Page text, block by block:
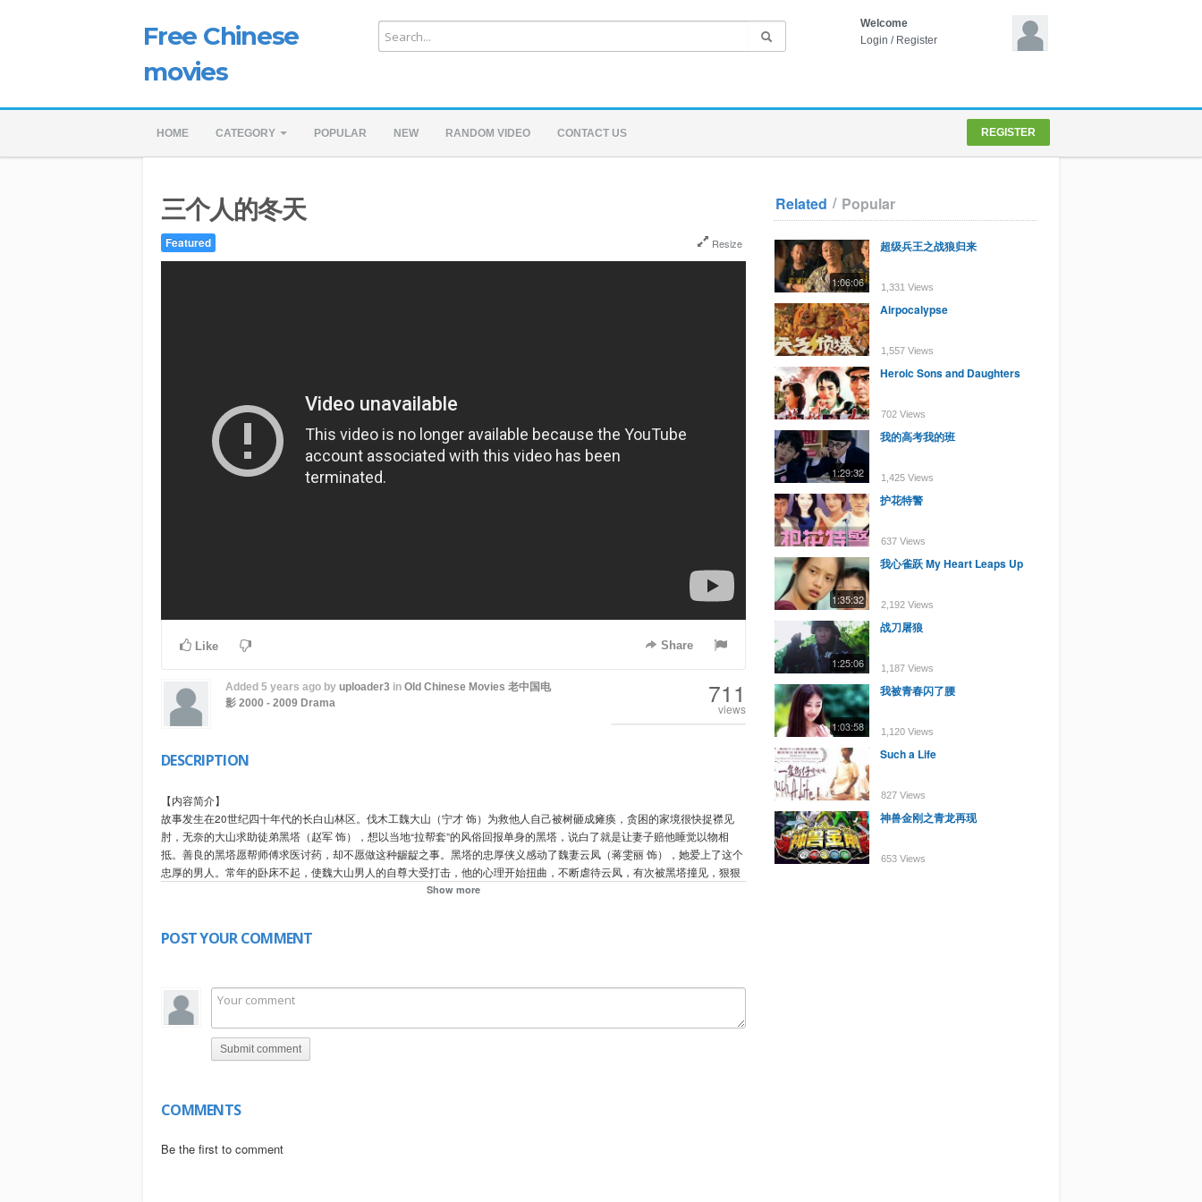
Free Chinese
movies
Welcome
Login / Register
HOME CATEGORY POPULAR NEW RANDOM VIDEO CONTACT US REGISTER
三个人的冬天
Featured Resize
Like Share
Added 5 years agoby uploader3 in Old Chinese Movies 老中国电
影 2000 - 2009 Drama 711
views
DESCRIPTION
【内容简介】
故事发生在20世纪四十年代的长白山林区。伐木工魏大山（宁才 饰）为救他人自己被树砸成瘫痪，贪困的家境很快捉襟见
肘，无奈的大山求助徒弟黑塔（赵军 饰），想以当地“拉帮套”的风俗回报单身的黑塔，说白了就是让妻子赔他睡觉以物相
抵。善良的黑塔愿帮师傅求医讨药，却不愿做这种龌龊之事。黑塔的忠厚侠义感动了魏妻云凤（蒋雯丽 饰），她爱上了这个
忠厚的男人。常年的卧床不起，使魏大山男人的自尊大受打击，他的心理开始扭曲，不断虐待云凤，有次被黑塔撞见，狠狠
地教训了他。这时云凤怀上了黑塔的孩子，不久生下女儿参花。一晃七年过去，七岁的参花（马思纯 饰）用爬犁拉着魏下山
The first global APP launched by CCTV6! Free download at App Store to watch various types of Chinese films! For more
information, please visit https://go.1905.com.
【欢迎订阅CCTV6电影频道】2019全新起航，高质量国产电影全都在这里：https://bit.ly/2xtQy1X
【周末星影剧场】解决你乏善可陈的周末时光：https://bit.ly/2JtZN3O
Show more
POST YOUR COMMENT
Submit comment
COMMENTS
Be the first to comment
Related / Popular
1:06:06
超级兵王之战狼归来
1,331 Views
Airpocalypse
1,557 Views
Heroic Sons and Daughters
702 Views
1:29:32
我的高考我的班
1,425 Views
护花特警
637 Views
1:35:32
我心雀跃 My Heart Leaps Up
2,192 Views
1:25:06
战刀屠狼
1,187 Views
1:03:58
我被青春闪了腰
1,120 Views
Such a Life
827 Views
神兽金刚之青龙再现
653 Views